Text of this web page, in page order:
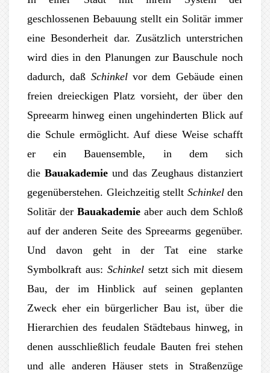
geschlossenen Bebauung stellt ein Solitär immer
eine Besonderheit dar. Zusätzlich unterstrichen
wird dies in den Planungen zur Bauschule noch
dadurch, daß Schinkelvor dem Gebäude einen
freien dreieckigen Platz vorsieht, der über den
Spreearm hinweg einen ungehinderten Blick auf
die Schule ermöglicht. Auf diese Weise schafft
er ein Bauensemble, in dem sich
die Bauakademie und das Zeughaus distanziert
gegenüberstehen. Gleichzeitig stellt Schinkel den
Solitär der Bauakademie aber auch dem Schloß
auf der anderen Seite des Spreearms gegenüber.
Und davon geht in der Tat eine starke
Symbolkraft aus: Schinkel setzt sich mit diesem
Bau, der im Hinblick auf seinen geplanten
Zweck eher ein bürgerlicher Bau ist, über die
Hierarchien des feudalen Städtebaus hinweg, in
denen ausschließlich feudale Bauten frei stehen
und alle anderen Häuser stets in Straßenzüge